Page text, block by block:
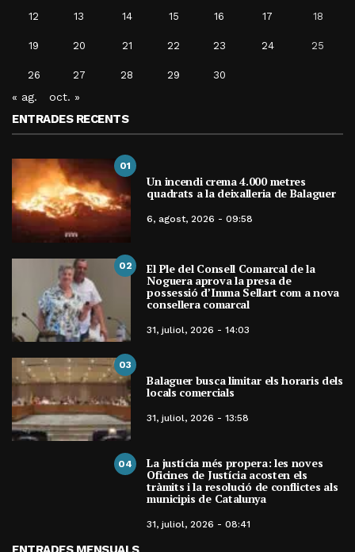
12 13 14 15 16 17 18
19 20 21 22 23 24 25
26 27 28 29 30
« ag. oct. »
ENTRADES RECENTS
01
Un incendi crema 4.000 metres
quadrats a la deixalleria de Balaguer
6, agost, 2026 - 09:58
02 El Ple del Consell Comarcal de la
Noguera aprova la presa de
possessió d’Imma Sellart com a nova
consellera comarcal
31, juliol, 2026 - 14:03
03
Balaguer busca limitar els horaris dels
locals comercials
31, juliol, 2026 - 13:58
04 La justícia més propera: les noves
Oficines de Justícia acosten els
tràmits i la resolució de conflictes als
municipis de Catalunya
31, juliol, 2026 - 08:41